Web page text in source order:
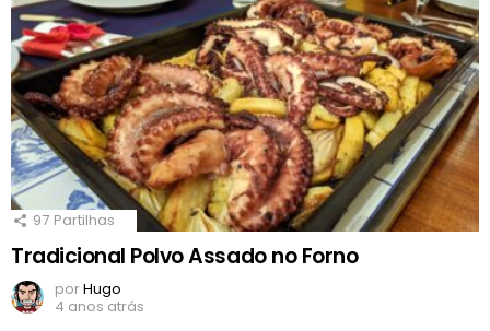
97 Partilhas
Tradicional Polvo Assado no Forno
porHugo
4 anos atrás